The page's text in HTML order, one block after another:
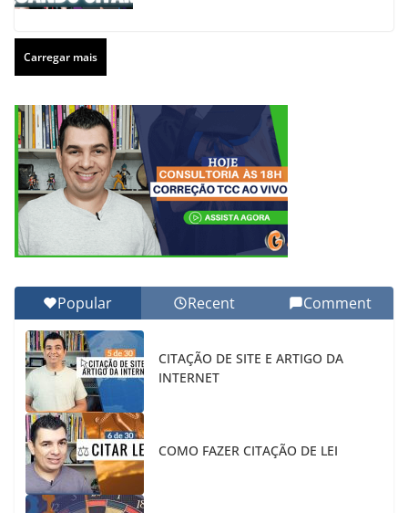
Carregar mais
Popular Recent Comment
CITAÇÃO DE SITE E ARTIGO DA
INTERNET
COMO FAZER CITAÇÃO DE LEI